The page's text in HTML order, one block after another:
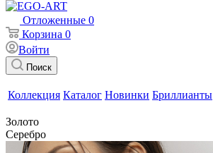
Отложенные 0
Корзина 0
Войти
Поиск
Коллекция Каталог Новинки Бриллианты
Золото
Серебро